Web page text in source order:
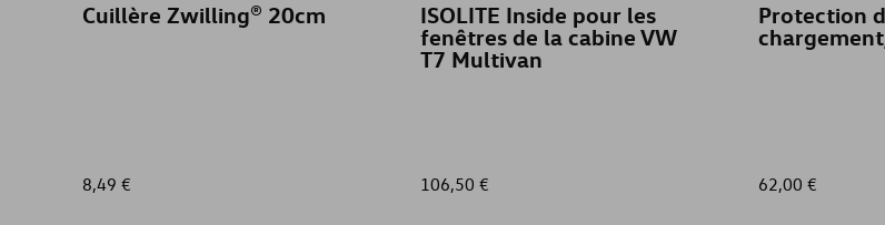
Cuillère Zwilling® 20cm
8,49 €
ISOLITE Inside pour les
fenêtres de la cabine VW
T7 Multivan
106,50 €
Protection
62,00 €